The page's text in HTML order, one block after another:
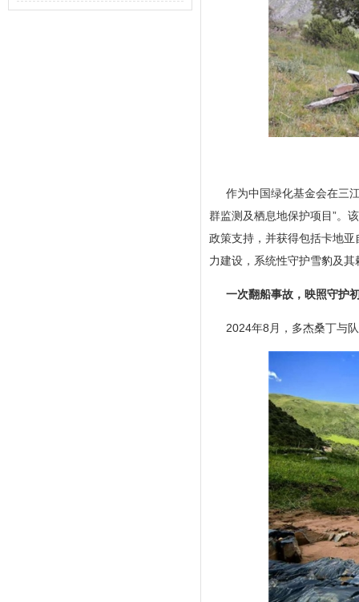
作为中国绿化基金会在三
群监测及栖息地保护项目”。
政策支持，并获得包括卡地
力建设，系统性守护雪豹及
一次翻船事故，映照守护
2024年8月，多杰桑丁与